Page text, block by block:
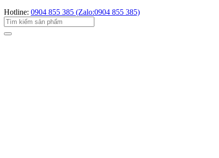
Hotline: 0904 855 385 (Zalo:0904 855 385)